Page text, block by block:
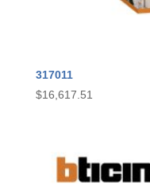
317011
$16,617.51